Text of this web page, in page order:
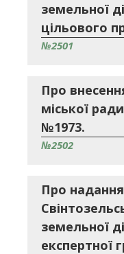
земельної
цільового
№2501
Про
міської
№1973.
№2502
Про
земельної
експертної